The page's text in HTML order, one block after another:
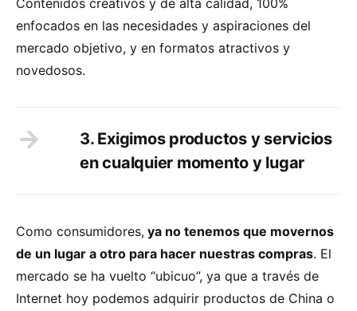
enfocados en las necesidades y aspiraciones del
mercado objetivo, y en formatos atractivos y
novedosos.
3. Exigimos productos y servicios
en cualquier momento y lugar
Como consumidores, ya no tenemos que movernos
de un lugar a otro para hacer nuestras compras. El
mercado se ha vuelto “ubicuo”, ya que a través de
Internet hoy podemos adquirir productos de China o